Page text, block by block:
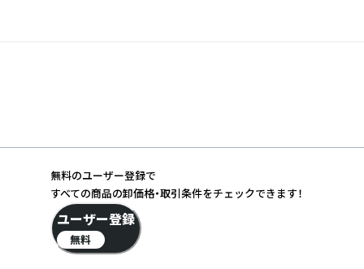
無料のユーザー登録で
すべての商品の卸価格・取引条件をチェックできます！
ユーザー登録
無料